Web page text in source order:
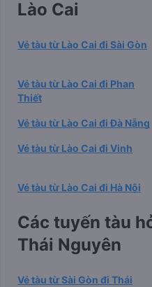
Lào Cai
Vé tàu từ Lào Cai đi Sài Gòn
Vé tàu từ Lào Cai đi Phan
Thiết
Vé tàu từ Lào Cai đi Đà Nẵng
Vé tàu từ Lào Cai đi Vinh
Vé tàu từ Lào Cai đi Hà Nội
Các tuyến tàu
Thái Nguyên
Vé tàu từ Sài Gòn đi Thái